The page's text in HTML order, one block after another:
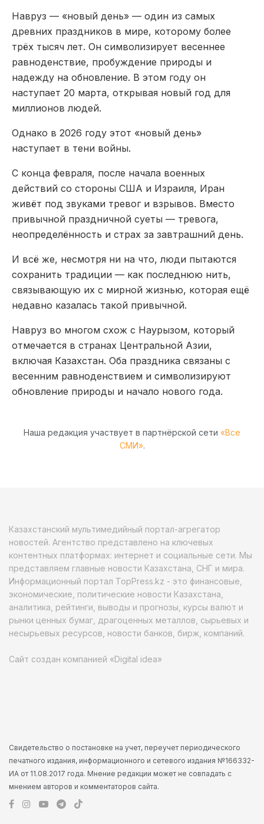
Навруз — «новый день» — один из самых
древних праздников в мире, которому более
трёх тысяч лет. Он символизирует весеннее
равноденствие, пробуждение природы и
надежду на обновление. В этом году он
наступает 20 марта, открывая новый год для
миллионов людей.
Однако в 2026 году этот «новый день»
наступает в тени войны.
С конца февраля, после начала военных
действий со стороны США и Израиля, Иран
живёт под звуками тревог и взрывов. Вместо
привычной праздничной суеты — тревога,
неопределённость и страх за завтрашний день.
И всё же, несмотря ни на что, люди пытаются
сохранить традиции — как последнюю нить,
связывающую их с мирной жизнью, которая ещё
недавно казалась такой привычной.
Навруз во многом схож с Наурызом, который
отмечается в странах Центральной Азии,
включая Казахстан. Оба праздника связаны с
весенним равноденствием и символизируют
обновление природы и начало нового года.
Наша редакция участвует в партнёрской сети «Все
СМИ».
Казахстанский мультимедийный портал-агрегатор
новостей. Агентство представлено на ключевых
контентных платформах: интернет и социальные сети. Мы
представляем главные новости Казахстана, СНГ и мира.
Информационный портал TopPress.kz - это финансовые,
экономические, политические новости Казахстана,
аналитика, рейтинги, выводы и прогнозы, курсы валют и
рынки ценных бумаг, драгоценных металлов, сырьевых и
несырьевых ресурсов, новости банков, бирж, компаний.
Сайт создан компанией «Digital idea»
Свидетельство о постановке на учет, переучет периодического
печатного издания, информационного и сетевого издания №166332-
ИА от 11.08.2017 года. Мнение редакции может не совпадать с
мнением авторов и комментаторов сайта.